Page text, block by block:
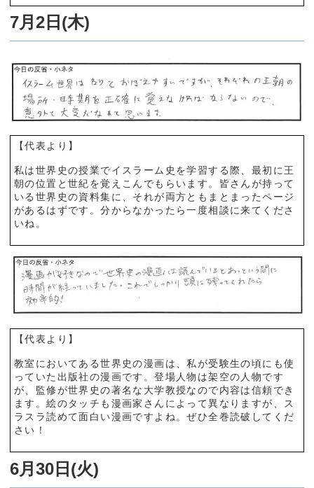
7月2日(木)
【代表より】
私は世界史の授業でイスラーム史を学習する際、最初に王
朝の位置と世紀を覚えこんでもらいます。皆さんが持って
いる世界史の資料集に、それが両方ともまとまったページ
があるはずです。分からなかったら一度相談に来てくださ
いね。
【代表より】
教室においてある世界史の漫画は、私が受験生の頃にも使
っていた出版社の漫画です。登場人物は架空の人物です
が、監修が世界史の著名な大学教授なので内容は信頼でき
ます。絵のタッチも漫画家さんによって異なりますが、ス
ラスラ読めて面白い漫画ですよね。ぜひ全巻読破してくだ
さい！
6月30日(火)